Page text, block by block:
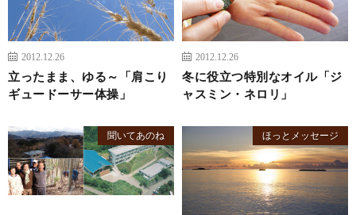
2012.12.26
立ったまま、ゆる～「肩こり
ギュードーサー体操」
2012.12.26
冬に役立つ特別なオイル「ジ
ャスミン・ネロリ」
聞いてあのね ほっとメッセージ